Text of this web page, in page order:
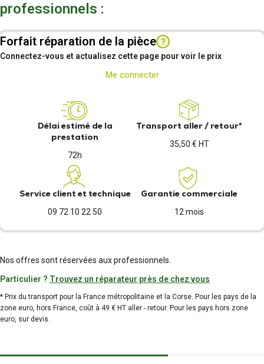
professionnels :
Forfait réparation de la pièce ?
Connectez-vous et actualisez cette page pour voir le prix
Me connecter
Délai estimé de la
prestation
72h
Transport aller / retour*
35,50 € HT
Service client et technique
09 72 10 22 50
Garantie commerciale
12 mois
Nos offres sont réservées aux professionnels.
Particulier ? Trouvez un réparateur près de chez vous
* Prix du transport pour la France métropolitaine et la Corse. Pour les pays de la
zone euro, hors France, coût à 49 € HT aller - retour. Pour les pays hors zone
euro, sur devis.